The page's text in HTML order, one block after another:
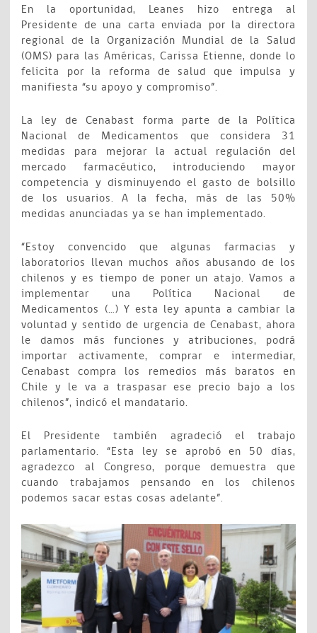
En la oportunidad, Leanes hizo entrega al
Presidente de una carta enviada por la directora
regional de la Organización Mundial de la Salud
(OMS) para las Américas, Carissa Etienne, donde lo
felicita por la reforma de salud que impulsa y
manifiesta “su apoyo y compromiso”.
La ley de Cenabast forma parte de la Política
Nacional de Medicamentos que considera 31
medidas para mejorar la actual regulación del
mercado farmacéutico, introduciendo mayor
competencia y disminuyendo el gasto de bolsillo
de los usuarios. A la fecha, más de las 50%
medidas anunciadas ya se han implementado.
“Estoy convencido que algunas farmacias y
laboratorios llevan muchos años abusando de los
chilenos y es tiempo de poner un atajo. Vamos a
implementar una Política Nacional de
Medicamentos (…) Y esta ley apunta a cambiar la
voluntad y sentido de urgencia de Cenabast, ahora
le damos más funciones y atribuciones, podrá
importar activamente, comprar e intermediar,
Cenabast compra los remedios más baratos en
Chile y le va a traspasar ese precio bajo a los
chilenos”, indicó el mandatario.
El Presidente también agradeció el trabajo
parlamentario. “Esta ley se aprobó en 50 días,
agradezco al Congreso, porque demuestra que
cuando trabajamos pensando en los chilenos
podemos sacar estas cosas adelante”.